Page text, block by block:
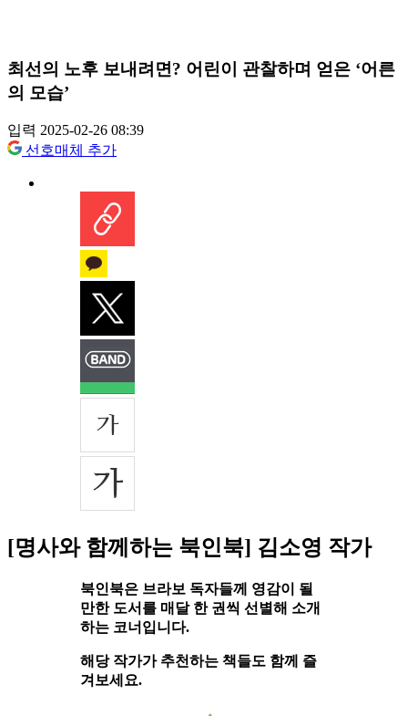
최선의 노후 보내려면? 어린이 관찰하며 얻은 ‘어른
의 모습’
입력 2025-02-26 08:39
선호매체 추가
[명사와 함께하는 북인북] 김소영 작가
북인북은 브라보 독자들께 영감이 될
만한 도서를 매달 한 권씩 선별해 소개
하는 코너입니다.
해당 작가가 추천하는 책들도 함께 즐
겨보세요.